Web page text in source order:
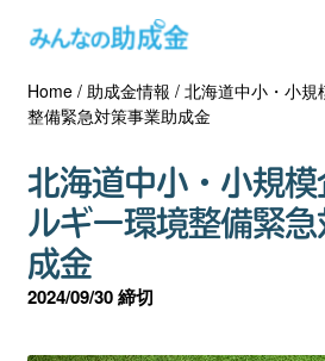
助成金を探す
士業の方へ
助成金コラム
専門家一覧
Home/ 助成金情報 / 北海道中小・小規
整備緊急対策事業助成金
北海道中小・小規
ルギー環境整備緊
成金
2024/09/30 締切